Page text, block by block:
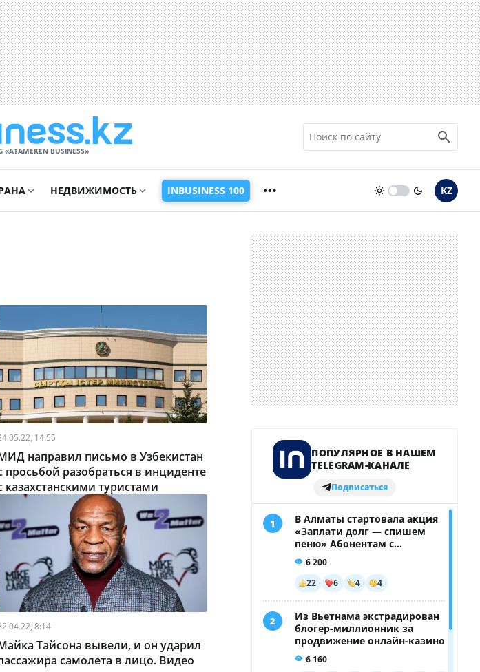
«ATAMEKЕN BUSINESS»
НЕДВИЖИМОСТЬ INBUSINESS 100 KZ
14:55
направил письмо в Узбекистан
просьбой разобраться в инциденте
казахстанскими туристами
8:14
Тайсона вывели, и он ударил
самолета в лицо. Видео